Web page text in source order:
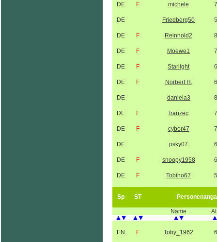
DE F michele
DE Friedberg50
DE F Reinhold2
DE F Moewe1
DE F Starlight
DE F Norbert H.
DE daniela3
DE F franzec
DE F cyber47
DE psky07
DE F snoopy1958
DE F Tobiho67
Sp ST
Name
EN F Toby_1962